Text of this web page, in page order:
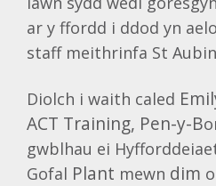
ar y ffordd i ddod yn
staff meithrinfa St
Diolch i waith caled
ACT Training, Pen-y-B
gwblhau ei
Gofal Plant mewn dim